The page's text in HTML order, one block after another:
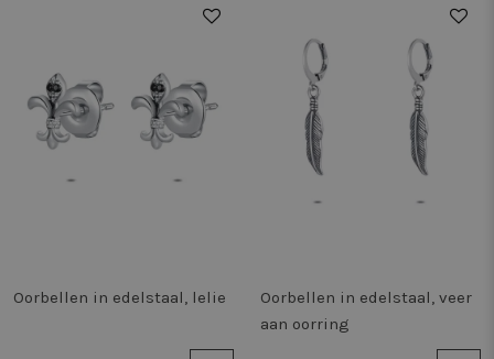
Oorbellen in edelstaal, lelie
Oorbellen in edelstaal, veer
aan oorring